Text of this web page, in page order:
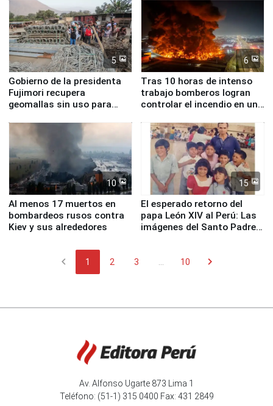
5
Gobierno de la presidenta
Fujimori recupera
geomallas sin uso para
Fenómeno El Niño
6
Tras 10 horas de intenso
trabajo bomberos logran
controlar el incendio en una
de Chile
10
Al menos 17 muertos en
bombardeos rusos contra
Kiev y sus alrededores
15
El esperado retorno del
papa León XIV al Perú: Las
imágenes del Santo Padre
chevron_left 1 2 3 10 chevron_right
Av. Alfonso Ugarte 873 Lima 1
Teléfono: (51-1) 315 0400 Fax: 431 2849